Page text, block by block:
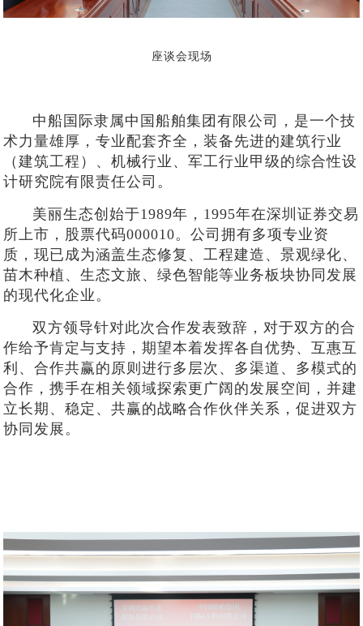
座谈会现场
中船国际隶属中国船舶集团有限公司，是一个技
术力量雄厚，专业配套齐全，装备先进的建筑行业
（建筑工程）、机械行业、军工行业甲级的综合性设
计研究院有限责任公司。
美丽生态创始于1989年，1995年在深圳证券交易
所上市，股票代码000010。公司拥有多项专业资
质，现已成为涵盖生态修复、工程建造、景观绿化、
苗木种植、生态文旅、绿色智能等业务板块协同发展
的现代化企业。
双方领导针对此次合作发表致辞，对于双方的合
作给予肯定与支持，期望本着发挥各自优势、互惠互
利、合作共赢的原则进行多层次、多渠道、多模式的
合作，携手在相关领域探索更广阔的发展空间，并建
立长期、稳定、共赢的战略合作伙伴关系，促进双方
协同发展。